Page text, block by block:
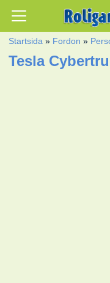
Startsida » Fordon »
Tesla